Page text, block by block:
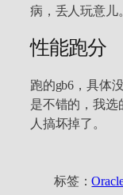
病，丢人玩意儿。
性能跑分
跑的gb6，具体
是不错的，我选
人搞坏掉了。
标签：